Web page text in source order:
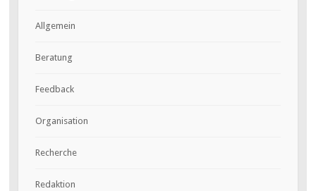
Allgemein
Beratung
Feedback
Organisation
Recherche
Redaktion